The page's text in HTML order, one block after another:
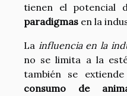
tienen el potencial
paradigmas en la
La influencia en la
no se limita a la
también se
consumo de